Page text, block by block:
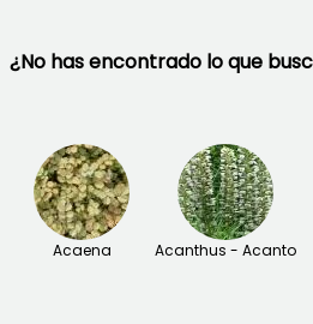
¿No has encontrado lo que
Acaena Acanthus - Acanto